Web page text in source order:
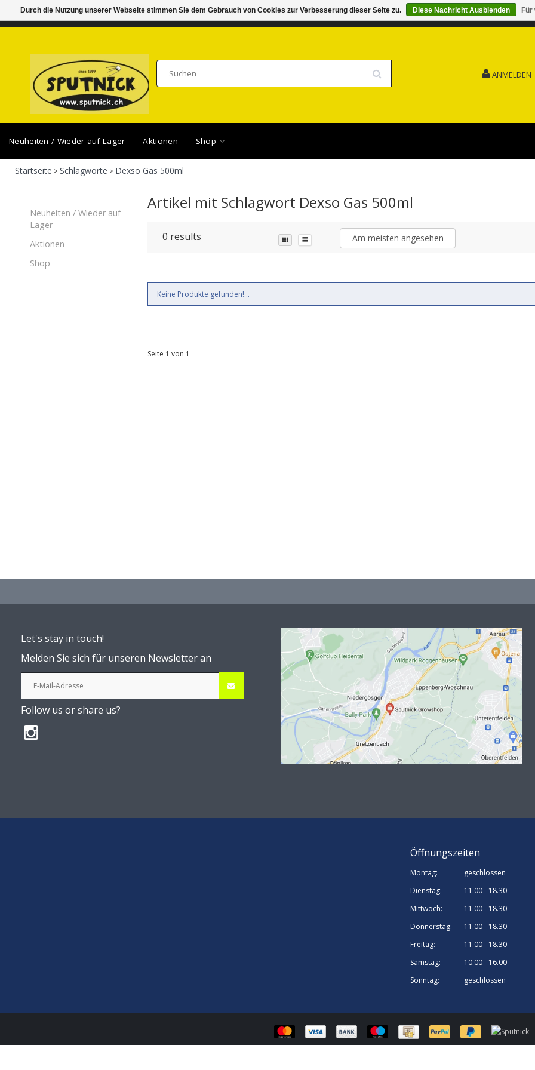
DI-FR 11.00 - 18.30, SA 10.00 - 16.00 SAMSTAG 15.08. GESCHLOSSEN FEIERTAG
ANMELDEN
Neuheiten / Wieder auf Lager Aktionen Shop
Startseite >Schlagworte > Dexso Gas 500ml
Neuheiten / Wieder auf
Lager
Aktionen
Shop
Artikel mit Schlagwort Dexso Gas 500ml
0 results Am meisten angesehen
Keine Produkte gefunden!...
Seite 1 von 1
Let's stay in touch!
Melden Sie sich für unseren Newsletter an
Follow us or share us?
Öffnungszeiten
Montag:
geschlossen
Dienstag:
11.00 - 18.30
Mittwoch:
11.00 - 18.30
Donnerstag:
11.00 - 18.30
Freitag:
11.00 - 18.30
Samstag:
10.00 - 16.00
Sonntag:
geschlossen
Durch die Nutzung unserer Webseite stimmen Sie dem Gebrauch von Cookies zur Verbesserung dieser Seite zu. Diese Nachricht Ausblenden